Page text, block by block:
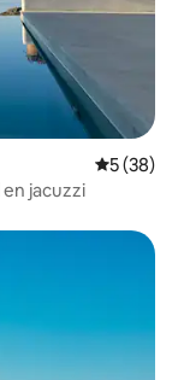
5 (38)
en jacuzzi